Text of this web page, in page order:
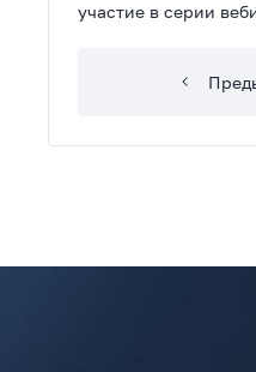
участие в серии
позиционировать